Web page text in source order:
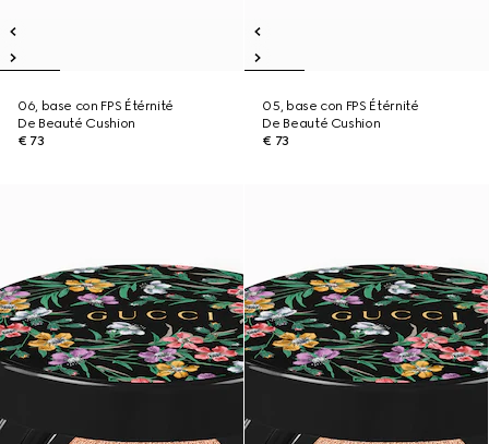
06, base con FPS Étérnité
De Beauté Cushion
€ 73
05, base con FPS Étérnité
De Beauté Cushion
€ 73